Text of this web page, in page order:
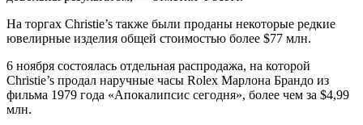
На торгах Christie’s также были проданы некоторые редкие
ювелирные изделия общей стоимостью более $77 млн.
6 ноября состоялась отдельная распродажа, на которой
Christie’s продал наручные часы Rolex Марлона Брандо из
фильма 1979 года «Апокалипсис сегодня», более чем за $4,99
млн.